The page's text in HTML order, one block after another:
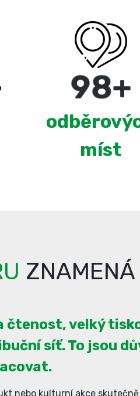
180+
míst
čtenost, velký
síť. To jsou
nebo kulturní akce